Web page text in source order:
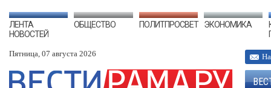
ЛЕНТА
НОВОСТЕЙ
ОБЩЕСТВО ПОЛИТПРОСВЕТ ЭКОНОМИКА
Пятница, 07 августа 2026